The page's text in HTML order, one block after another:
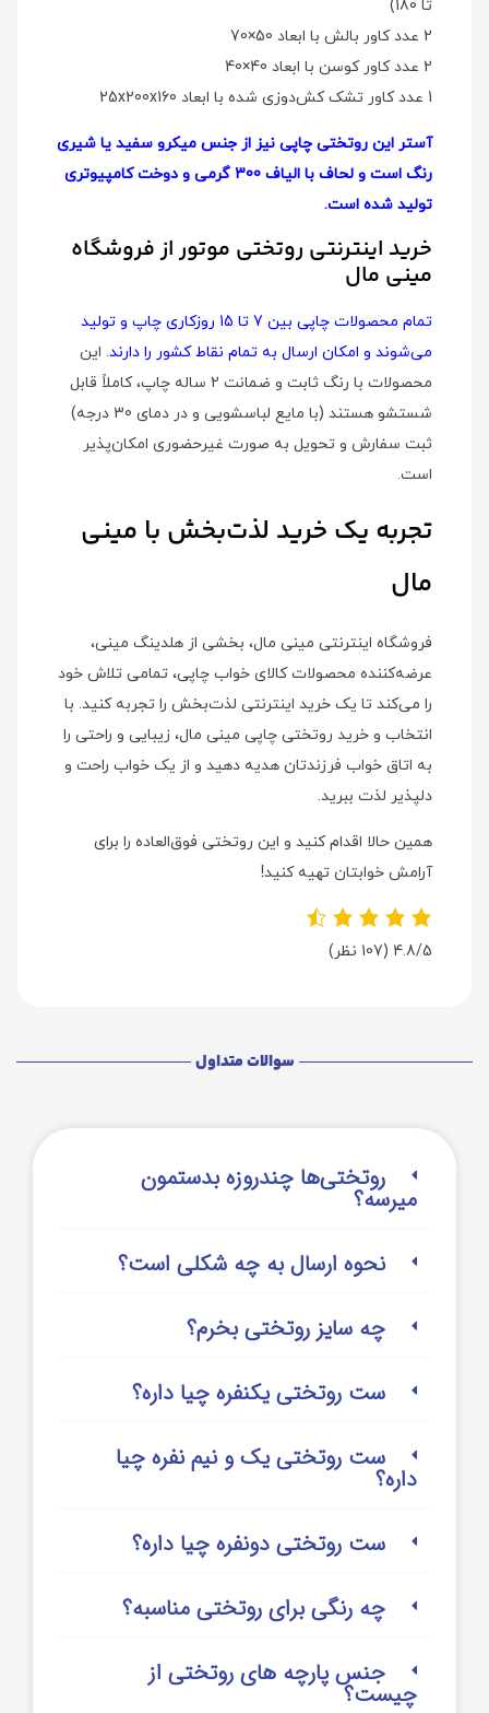
تا 180)
2 عدد کاور بالش با ابعاد 50×70
2 عدد کاور کوسن با ابعاد 40×40
1 عدد کاور تشک کش‌دوزی شده با ابعاد 25x200x160
آستر این روتختی چاپی نیز از جنس میکرو سفید یا شیری
رنگ است و لحاف با الیاف 300 گرمی و دوخت کامپیوتری
تولید شده است.
خرید اینترنتی روتختی موتور از فروشگاه
مینی مال
تمام محصولات چاپی بین 7 تا 15 روزکاری چاپ و تولید
می‌شوند و امکان ارسال به تمام نقاط کشور را دارند. این
محصولات با رنگ ثابت و ضمانت 2 ساله چاپ، کاملاً قابل
شستشو هستند (با مایع لباسشویی و در دمای 30 درجه)
ثبت سفارش و تحویل به صورت غیرحضوری امکان‌پذیر
است.
تجربه یک خرید لذت‌بخش با مینی
مال
فروشگاه اینترنتی مینی مال، بخشی از هلدینگ مینی،
عرضه‌کننده محصولات کالای خواب چاپی، تمامی تلاش خود
را می‌کند تا یک خرید اینترنتی لذت‌بخش را تجربه کنید. با
انتخاب و خرید روتختی چاپی مینی مال، زیبایی و راحتی را
به اتاق خواب فرزندتان هدیه دهید و از یک خواب راحت و
دلپذیر لذت ببرید.
همین حالا اقدام کنید و این روتختی فوق‌العاده را برای
آرامش خوابتان تهیه کنید!
4.8/5 (107 نظر)
سوالات متداول
روتختی‌‌ها چندروزه بدستمون
میرسه؟
نحوه ارسال به چه شکلی است؟
چه سایز روتختی بخرم؟
ست روتختی یکنفره چیا داره؟
ست روتختی یک و نیم نفره چیا
داره؟
ست روتختی دونفره چیا داره؟
چه رنگی برای روتختی مناسبه؟
جنس پارچه های روتختی از
چیست؟